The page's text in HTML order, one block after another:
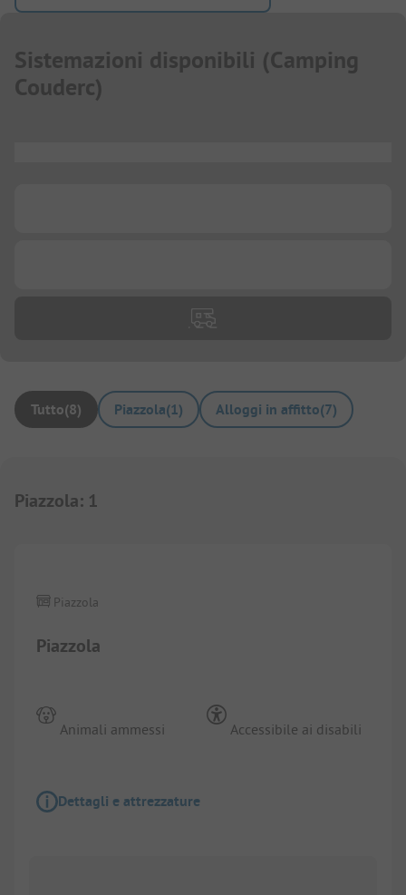
Sistemazioni disponibili (Camping
Couderc)
Tutto(8) Piazzola(1) Alloggi in affitto(7)
Piazzola: 1
Piazzola
Piazzola
Animali ammessi Accessibile ai disabili
Dettagli e attrezzature